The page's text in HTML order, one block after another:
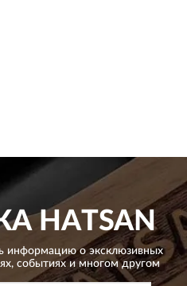
HATSAN
информацию о эксклюзивных
событиях и многом другом